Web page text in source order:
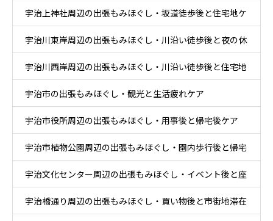
宇治上神社周辺の出張もみほぐし・坂道徒歩後と住宅地ケ
ア
宇治川東岸周辺の出張もみほぐし・川沿い徒歩後と夜の休
息ケア
宇治川西岸周辺の出張もみほぐし・川沿い徒歩後と住宅地
帰宅ケア
宇治市の出張もみほぐし・観光と生活疲れケア
宇治市役所周辺の出張もみほぐし・用事後と帰宅後ケア
宇治市植物公園周辺の出張もみほぐし・園内歩行後と帰宅
後ケア
宇治文化センター周辺の出張もみほぐし・イベント後と座
り時間ケア
宇治橋通り周辺の出張もみほぐし・買い物後と市街地滞在